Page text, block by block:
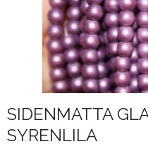
SIDENMATTA
SYRENLILA